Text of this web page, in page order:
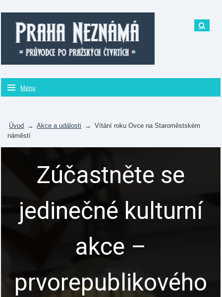
Menu
Úvod → Akce a události →
Vítání roku Ovce na Staroměstském
náměstí
Zúčastněte se
jedinečné kulturní
akce –
prvorepublikového